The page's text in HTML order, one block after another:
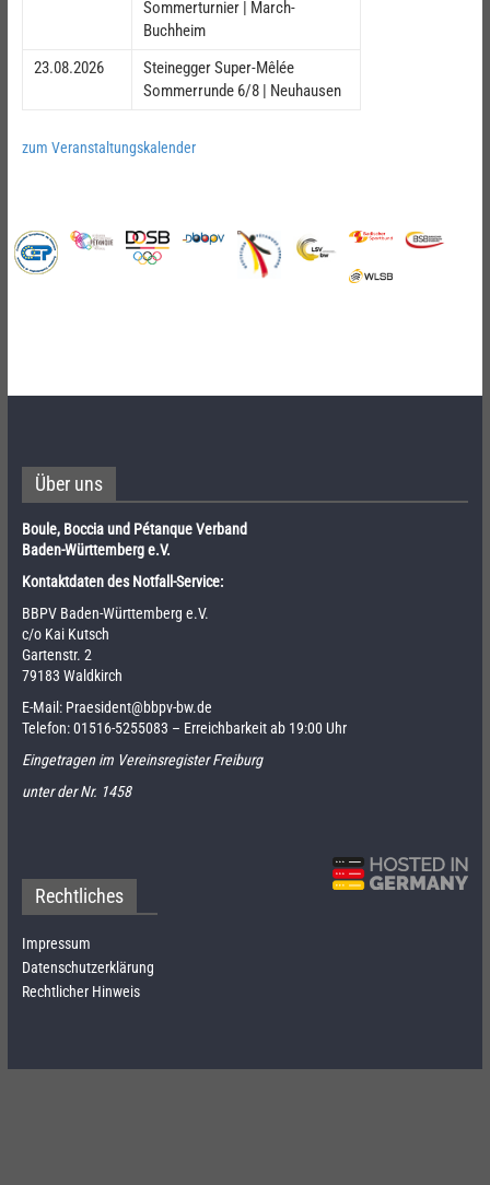
Sommerturnier | March-
Buchheim
23.08.2026
Steinegger Super-Mêlée
Sommerrunde 6/8 | Neuhausen
zum Veranstaltungskalender
Über uns
Boule, Boccia und Pétanque Verband
Baden-Württemberg e.V.
Kontaktdaten des Notfall-Service:
BBPV Baden-Württemberg e.V.
c/o Kai Kutsch
Gartenstr. 2
79183 Waldkirch
E-Mail: Praesident@bbpv-bw.de
Telefon:01516-5255083 – Erreichbarkeit ab 19:00 Uhr
Eingetragen im Vereinsregister Freiburg
unter der Nr. 1458
Rechtliches
Impressum
Datenschutzerklärung
Rechtlicher Hinweis